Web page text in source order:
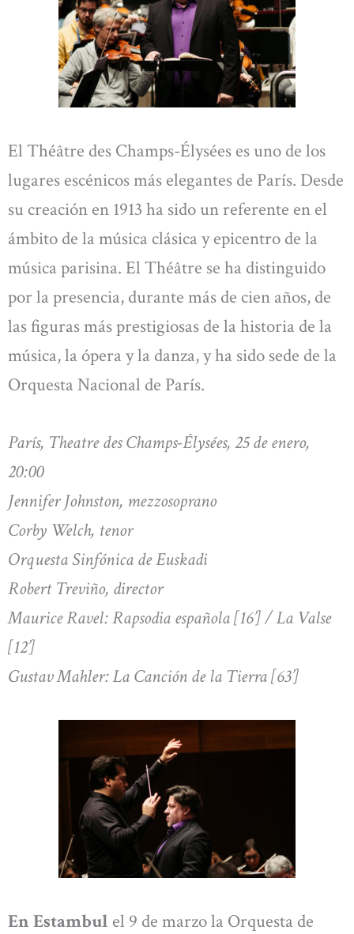
El Théâtre des Champs-Élysées es uno de los
lugares escénicos más elegantes de París. Desde
su creación en 1913 ha sido un referente en el
ámbito de la música clásica y epicentro de la
música parisina. El Théâtre se ha distinguido
por la presencia, durante más de cien años, de
las figuras más prestigiosas de la historia de la
música, la ópera y la danza, y ha sido sede de la
Orquesta Nacional de París.
París, Theatre des Champs-Élysées, 25 de enero,
20:00
Jennifer Johnston, mezzosoprano
Corby Welch, tenor
Orquesta Sinfónica de Euskadi
Robert Treviño, director
Maurice Ravel: Rapsodia española [16’] / La Valse
[12’]
Gustav Mahler: La Canción de la Tierra [63’]
En Estambul el 9 de marzo la Orquesta de